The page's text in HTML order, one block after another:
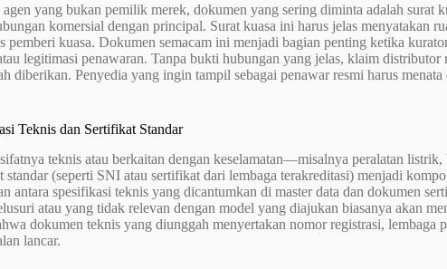
yang bukan pemilik merek, dokumen yang sering diminta adalah surat
komersial dengan principal. Surat kuasa ini harus jelas menyatakan
pemberi kuasa. Dokumen semacam ini menjadi bagian penting ketika
legitimasi penawaran. Tanpa bukti hubungan yang jelas, klaim
diberikan. Penyedia yang ingin tampil sebagai penawar resmi harus
Teknis dan Sertifikat Standar
teknis atau berkaitan dengan keselamatan—misalnya peralatan listrik,
(seperti SNI atau sertifikat dari lembaga terakreditasi) menjadi
antara spesifikasi teknis yang dicantumkan di master data dan dokumen
atau yang tidak relevan dengan model yang diajukan biasanya akan
dokumen teknis yang diunggah menyertakan nomor registrasi, lembaga
lancar.